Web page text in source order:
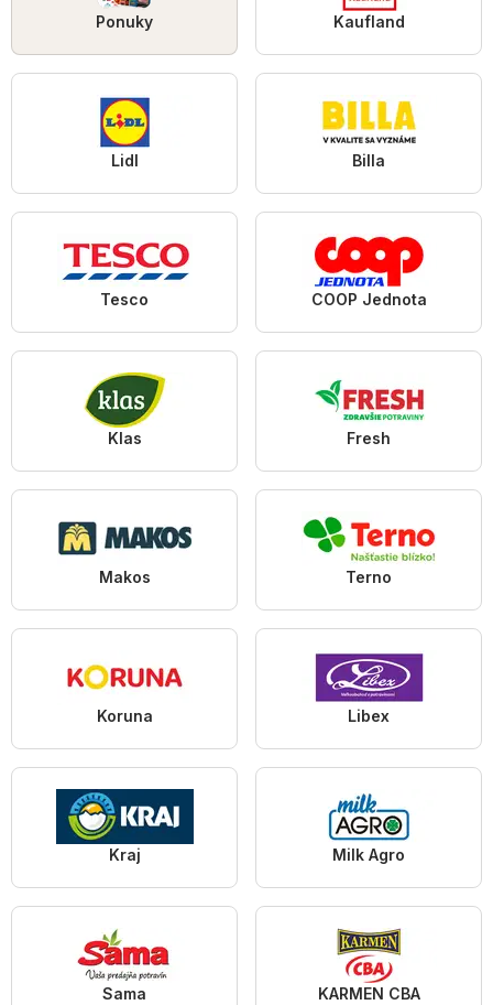
Ponuky Kaufland
Lidl Billa
Tesco COOP Jednota
Klas Fresh
Makos Terno
Koruna Libex
Kraj Milk Agro
Sama KARMEN CBA